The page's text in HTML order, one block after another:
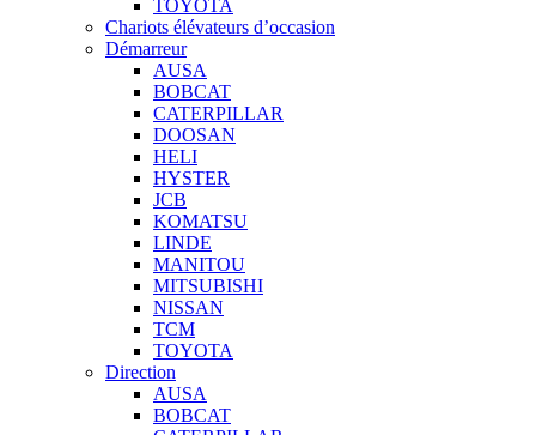
TOYOTA
Chariots élévateurs d’occasion
Démarreur
AUSA
BOBCAT
CATERPILLAR
DOOSAN
HELI
HYSTER
JCB
KOMATSU
LINDE
MANITOU
MITSUBISHI
NISSAN
TCM
TOYOTA
Direction
AUSA
BOBCAT